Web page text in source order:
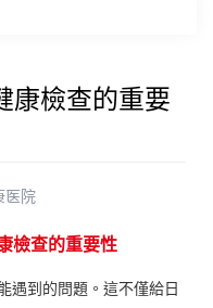
康檢查的重要
医院
檢查的重要性
遇到的問題。這不僅給日